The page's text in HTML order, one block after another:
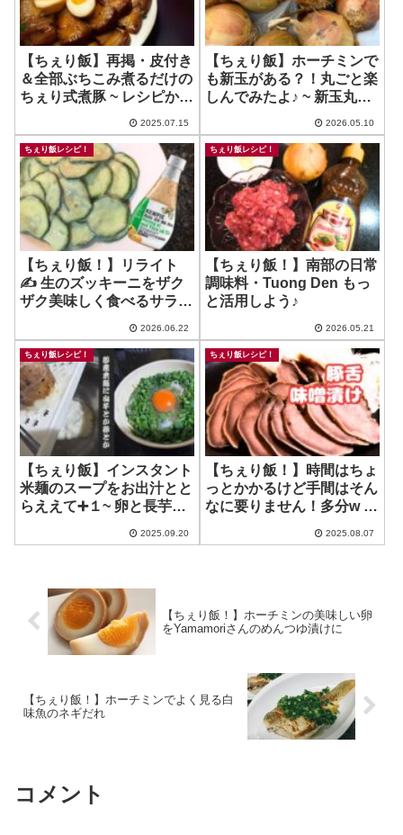
【ちぇり飯】再掲・皮付き
＆全部ぶちこみ煮るだけの
ちぇり式煮豚 ~ レシピから
2025.07.15
【ちぇり飯】ホーチミンで
も新玉がある？！丸ごと楽
しんでみたよ♪ ~ 新玉丸ご
2026.05.10
ちぇり飯レシピ！
【ちぇり飯！】リライト
✍️ 生のズッキーニをザク
ザク美味しく食べるサラ
加！
2026.06.22
ちぇり飯レシピ！
【ちぇり飯！】南部の日常
調味料・Tuong Den もっ
と活用しよう♪
2026.05.21
ちぇり飯レシピ！
【ちぇり飯】インスタント
米麺のスープをお出汁とと
らええて➕１~ 卵と長芋が
2025.09.20
ちぇり飯レシピ！
【ちぇり飯！】時間はちょ
っとかかるけど手間はそん
なに要りません！多分w ~
2025.08.07
【ちぇり飯！】ホーチミンの美味しい卵
をYamamoriさんのめんつゆ漬けに
【ちぇり飯！】ホーチミンでよく見る白
味魚のネギだれ
コメント